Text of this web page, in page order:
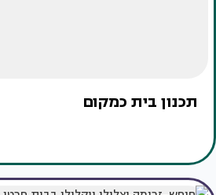
תכנון בית כמקום